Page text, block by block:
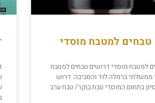
טבחים למטבח מוסדי
למטבח מוסדי דרושים טבחים למטבח
ממשלתי ברמלה לוד והסביבה: דרוש
סוג 3 ניסיון בתחום המוסדי טבח בוקר/ טבח ערב